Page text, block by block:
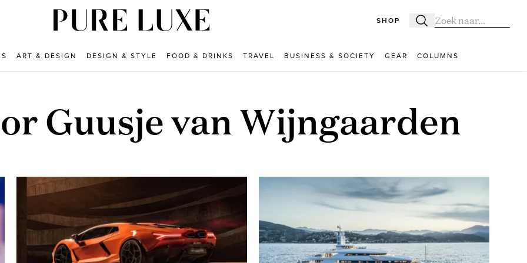
SHOP Zoeken
Zoek naar:
ART & DESIGN DESIGN & STYLE FOOD & DRINKS TRAVEL BUSINESS & SOCIETY GEAR COLUMNS
Guusje van Wijngaarden